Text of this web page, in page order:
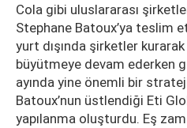
Cola gibi uluslararası
Stephane Batoux’ya teslim
yurt dışında şirketler
büyütmeye devam ederken
ayında yine önemli bir
Batoux’nun üstlendiği Eti
yapılanma oluşturdu. Eş